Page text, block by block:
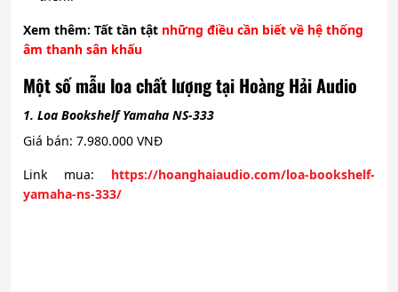
Xem thêm: Tất tần tật những điều cần biết về hệ thống
âm thanh sân khấu
Một số mẫu loa chất lượng tại Hoàng Hải Audio
1. Loa Bookshelf Yamaha NS-333
Giá bán: 7.980.000 VNĐ
Link mua: https://hoanghaiaudio.com/loa-bookshelf-
yamaha-ns-333/